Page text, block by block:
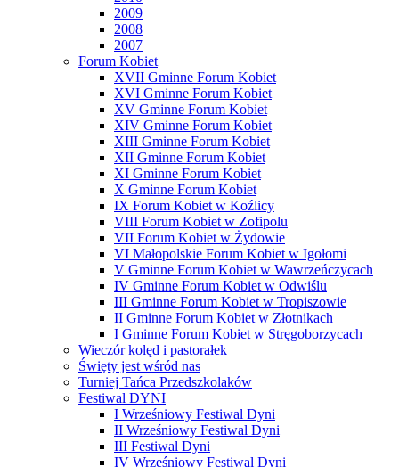
2009
2008
2007
Forum Kobiet
XVII Gminne Forum Kobiet
XVI Gminne Forum Kobiet
XV Gminne Forum Kobiet
XIV Gminne Forum Kobiet
XIII Gminne Forum Kobiet
XII Gminne Forum Kobiet
XI Gminne Forum Kobiet
X Gminne Forum Kobiet
IX Forum Kobiet w Koźlicy
VIII Forum Kobiet w Zofipolu
VII Forum Kobiet w Żydowie
VI Małopolskie Forum Kobiet w Igołomi
V Gminne Forum Kobiet w Wawrzeńczycach
IV Gminne Forum Kobiet w Odwiślu
III Gminne Forum Kobiet w Tropiszowie
II Gminne Forum Kobiet w Złotnikach
I Gminne Forum Kobiet w Stręgoborzycach
Wieczór kolęd i pastorałek
Święty jest wśród nas
Turniej Tańca Przedszkolaków
Festiwal DYNI
I Wrześniowy Festiwal Dyni
II Wrześniowy Festiwal Dyni
III Festiwal Dyni
IV Wrześniowy Festiwal Dyni